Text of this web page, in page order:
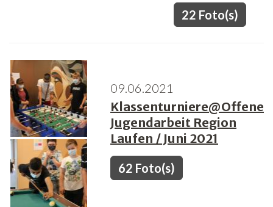
22 Foto(s)
09.06.2021
Klassenturniere@Offene
Jugendarbeit Region
Laufen / Juni 2021
62 Foto(s)